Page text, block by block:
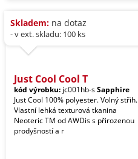
Skladem: na dotaz
- v ext. skladu: 100 ks
Just Cool Cool T
kód výrobku: jc001hb-sSapphire
Just Cool 100% polyester. Volný střih.
Vlastní lehká texturová tkanina
Neoteric TM od AWDis s přirozenou
prodyšností a r